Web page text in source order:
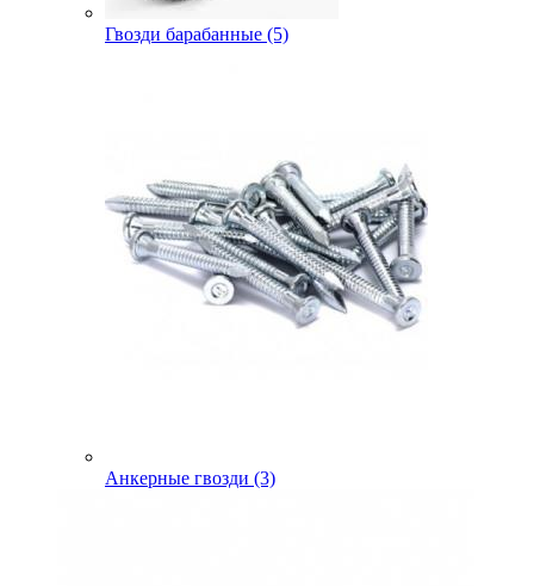
Гвозди барабанные (5)
Анкерные гвозди (3)